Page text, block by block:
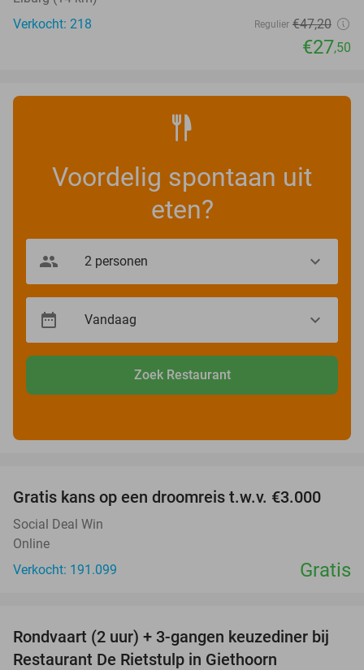
Verkocht: 218
Regulier €47,20
€27,50
Voordelig spontaan uit
eten?
Zoek Restaurant
Gratis kans op een droomreis t.w.v. €3.000
Social Deal Win
Online
Verkocht: 191.099
Gratis
41%
Rondvaart (2 uur) + 3-gangen keuzediner bij
Restaurant De Rietstulp in Giethoorn